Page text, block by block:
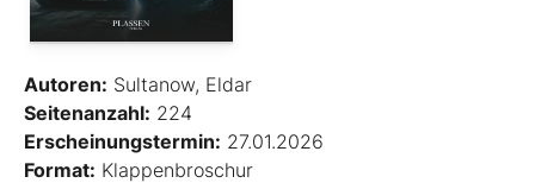
Autoren: Sultanow, Eldar
Seitenanzahl: 224
Erscheinungstermin: 27.01.2026
Format: Klappenbroschur